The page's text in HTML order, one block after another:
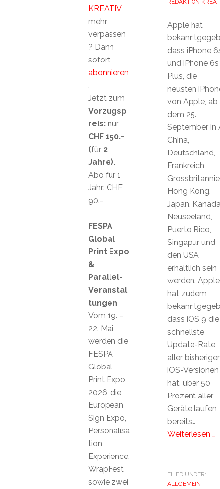
REDAKTION
Apple hat
dass iPhone
und iPhone 6s
Plus, die
neusten
von Apple, ab
dem 25.
September in
China,
Deutschland,
Frankreich,
Hong Kong,
Japan,
Neuseeland,
Puerto Rico,
Singapur und
den USA
erhältlich sein
werden. Apple
hat zudem
dass iOS 9 die
schnellste
Update-Rate
aller
iOS-Versionen
hat, über 50
Prozent aller
Geräte laufen
bereits…
Weiterlesen …
FILED UNDER:
ALLGEMEIN
KREATIV
mehr
verpassen
? Dann
sofort
abonnieren
.
Jetzt zum
Vorzugsp
reis: nur
CHF 150.-
(für 2
Jahre).
Abo für 1
Jahr: CHF
90.-
FESPA
Global
Print Expo
&
Parallel-
Veranstal
tungen
Vom 19. –
22. Mai
werden die
FESPA
Global
Print Expo
2026, die
European
Sign Expo,
Personalisa
tion
Experience,
WrapFest
sowie zwei